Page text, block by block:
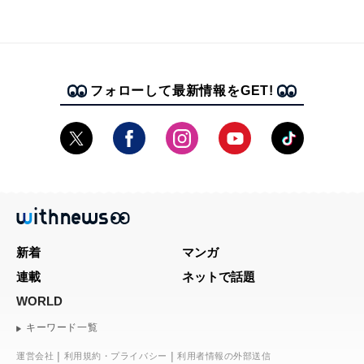
フォローして最新情報をGET!
新着
マンガ
連載
ネットで話題
WORLD
キーワード一覧
運営会社 利用規約・プライバシー 利用者情報の外部送信